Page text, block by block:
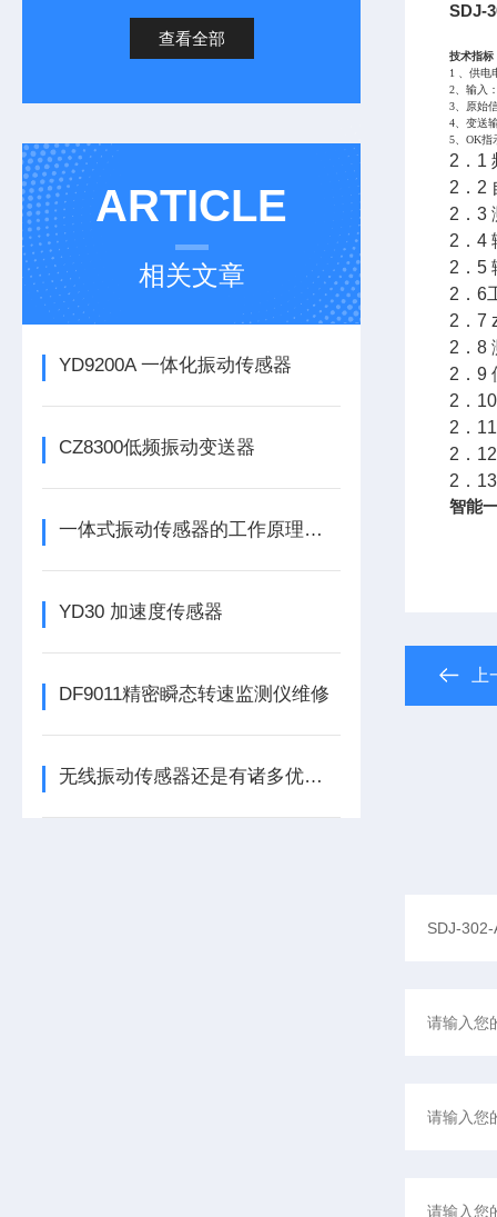
查看全部
ARTICLE
相关文章
YD9200A 一体化振动传感器
CZ8300低频振动变送器
一体式振动传感器的工作原理是什么？
YD30 加速度传感器
DF9011精密瞬态转速监测仪维修
无线振动传感器还是有诸多优势的
SDJ-
技术指标
1 、供电
2、输入
3、原始
4、变送
5、OK指
2．1
2．2
2．3
2．4
2．5
2．6
2．7
2．8
2．9
2．
2．
2．
2．
智能